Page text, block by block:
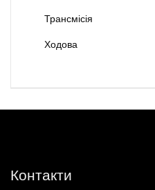
Трансмісія
Ходова
Контакти